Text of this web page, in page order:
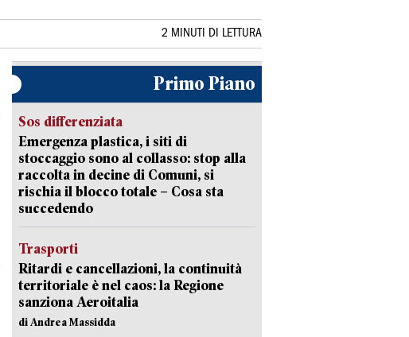
2 MINUTI DI LETTURA
Primo Piano
Sos differenziata
Emergenza plastica, i siti di
stoccaggio sono al collasso: stop alla
raccolta in decine di Comuni, si
rischia il blocco totale – Cosa sta
succedendo
Trasporti
Ritardi e cancellazioni, la continuità
territoriale è nel caos: la Regione
sanziona Aeroitalia
di Andrea Massidda